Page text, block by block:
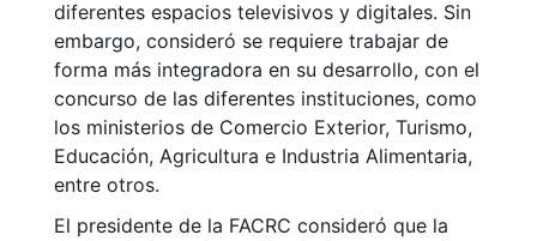
diferentes espacios televisivos y digitales. Sin
embargo, consideró se requiere trabajar de
forma más integradora en su desarrollo, con el
concurso de las diferentes instituciones, como
los ministerios de Comercio Exterior, Turismo,
Educación, Agricultura e Industria Alimentaria,
entre otros.
El presidente de la FACRC consideró que la